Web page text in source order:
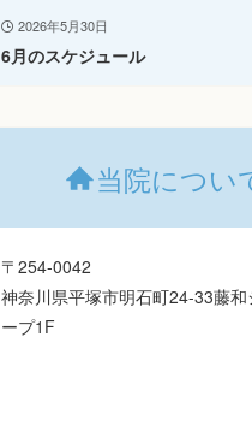
2026年5月30日
6月のスケジュール
当院につい
〒254-0042
神奈川県平塚市明石町24-33藤和
ープ1F